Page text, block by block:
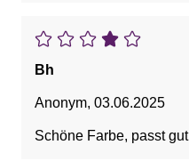
Bh
Anonym, 03.06.2025
Schöne Farbe, passt gut